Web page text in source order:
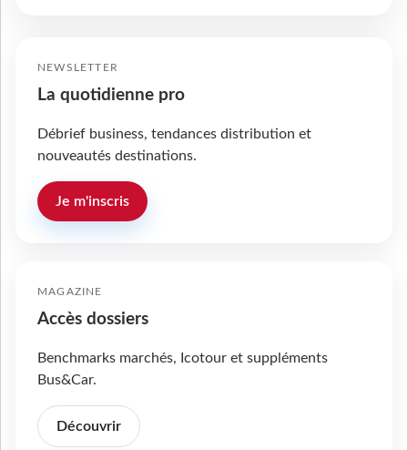
NEWSLETTER
La quotidienne pro
Débrief business, tendances distribution et
nouveautés destinations.
Je m'inscris
MAGAZINE
Accès dossiers
Benchmarks marchés, Icotour et suppléments
Bus&Car.
Découvrir